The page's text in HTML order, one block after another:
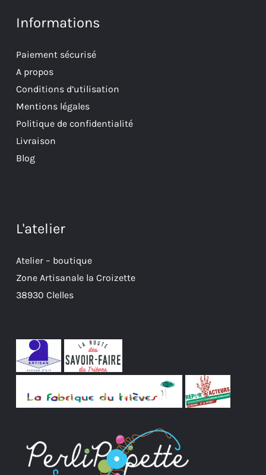
Informations
Paiement sécurisé
A propos
Conditions d’utilisation
Mentions légales
Politique de confidentialité
Livraison
Blog
L'atelier
Atelier – boutique
Zone Artisanale la Croizette
38930 Clelles